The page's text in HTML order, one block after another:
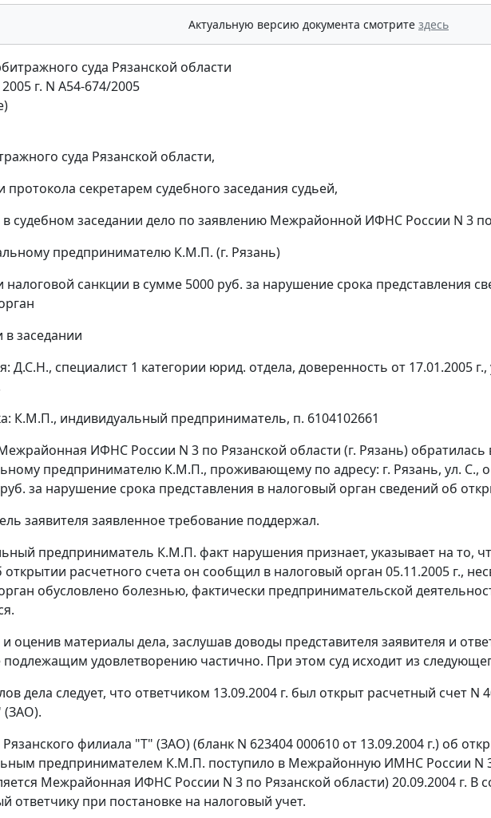
Актуальную версию документа смотрите здесь
суда Рязанской области
г. N А54-674/2005
суда Рязанской области,
протокола секретарем судебного заседания судьей,
в судебном заседании дело по заявлению Межрайонной ИФНС России N 3 по
предпринимателю К.М.П. (г. Рязань)
налоговой санкции в сумме 5000 руб. за нарушение срока представления
в заседании
Д.С.Н., специалист 1 категории юрид. отдела, доверенность от 17.01.2005
К.М.П., индивидуальный предприниматель, п. 6104102661
ИФНС России N 3 по Рязанской области (г. Рязань)
предпринимателю К.М.П., проживающему по адресу: г. Рязань, ул. С.,
за нарушение срока представления в налоговый орган сведений об
заявителя заявленное требование поддержал.
предприниматель К.М.П. факт нарушения признает, указывает на то,
открытии расчетного счета он сообщил в налоговый орган 05.11.2005 г.,
обусловлено болезнью, фактически предпринимательской
оценив материалы дела, заслушав доводы представителя заявителя и
подлежащим удовлетворению частично. При этом суд исходит из
дела следует, что ответчиком 13.09.2004 г. был открыт расчетный счет N
(ЗАО).
филиала "Т" (ЗАО) (бланк N 623404 000610 от 13.09.2004 г.) об
предпринимателем К.М.П. поступило в Межрайонную ИМНС России N
Межрайонная ИФНС России N 3 по Рязанской области) 20.09.2004 г. В
ответчику при постановке на налоговый учет.